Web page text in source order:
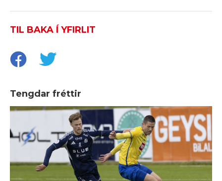
TIL BAKA Í YFIRLIT
Tengdar fréttir